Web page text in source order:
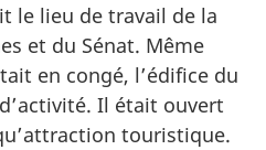
le lieu de travail de la
et du Sénat. Même
en congé, l’édifice du
Il était ouvert
touristique.